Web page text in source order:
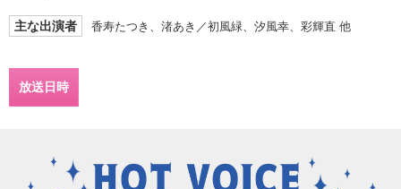
主な出演者 香寿たつき、渚あき／初風緑、汐風幸、彩輝直 他
放送日時